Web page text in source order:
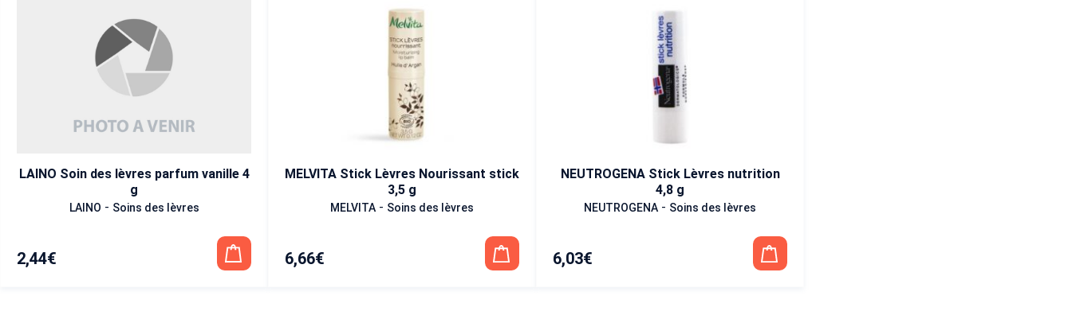
LAINO Soin des lèvres parfum vanille 4
g
LAINO - Soins des lèvres
2,44€
MELVITA Stick Lèvres Nourissant stick
3,5 g
MELVITA - Soins des lèvres
6,66€
NEUTROGENA Stick Lèvres nutrition
4,8 g
NEUTROGENA - Soins des lèvres
6,03€